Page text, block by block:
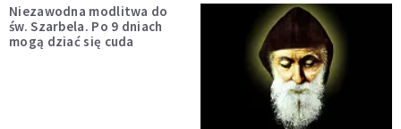
Niezawodna modlitwa do
św. Szarbela. Po 9 dniach
mogą dziać się cuda